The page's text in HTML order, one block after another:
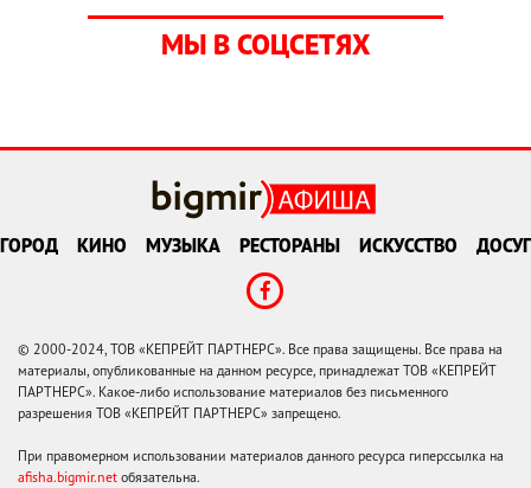
МЫ В СОЦСЕТЯХ
ГОРОД КИНО МУЗЫКА РЕСТОРАНЫ ИСКУССТВО ДОСУГ
© 2000-2024, ТОВ «КЕПРЕЙТ ПАРТНЕРС». Все права защищены. Все права на
материалы, опубликованные на данном ресурсе, принадлежат ТОВ «КЕПРЕЙТ
ПАРТНЕРС». Какое-либо использование материалов без письменного
разрешения ТОВ «КЕПРЕЙТ ПАРТНЕРС» запрещено.
При правомерном использовании материалов данного ресурса гиперссылка на
afisha.bigmir.net обязательна.